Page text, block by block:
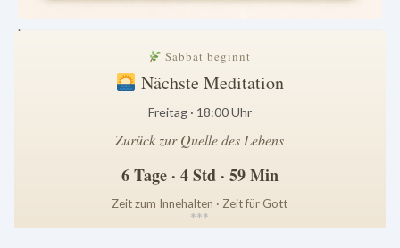
.
Sabbat beginnt
Nächste Meditation
Freitag · 18:00 Uhr
Zurück zur Quelle des Lebens
6 Tage · 4 Std · 59 Min
Zeit zum Innehalten · Zeit für Gott
***